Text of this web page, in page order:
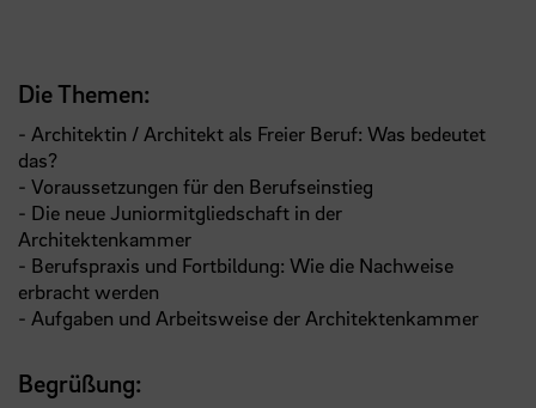
Die Themen:
- Architektin / Architekt als Freier Beruf: Was bedeutet
das?
- Voraussetzungen für den Berufseinstieg
- Die neue Juniormitgliedschaft in der
Architektenkammer
- Berufspraxis und Fortbildung: Wie die Nachweise
erbracht werden
- Aufgaben und Arbeitsweise der Architektenkammer
Begrüßung: